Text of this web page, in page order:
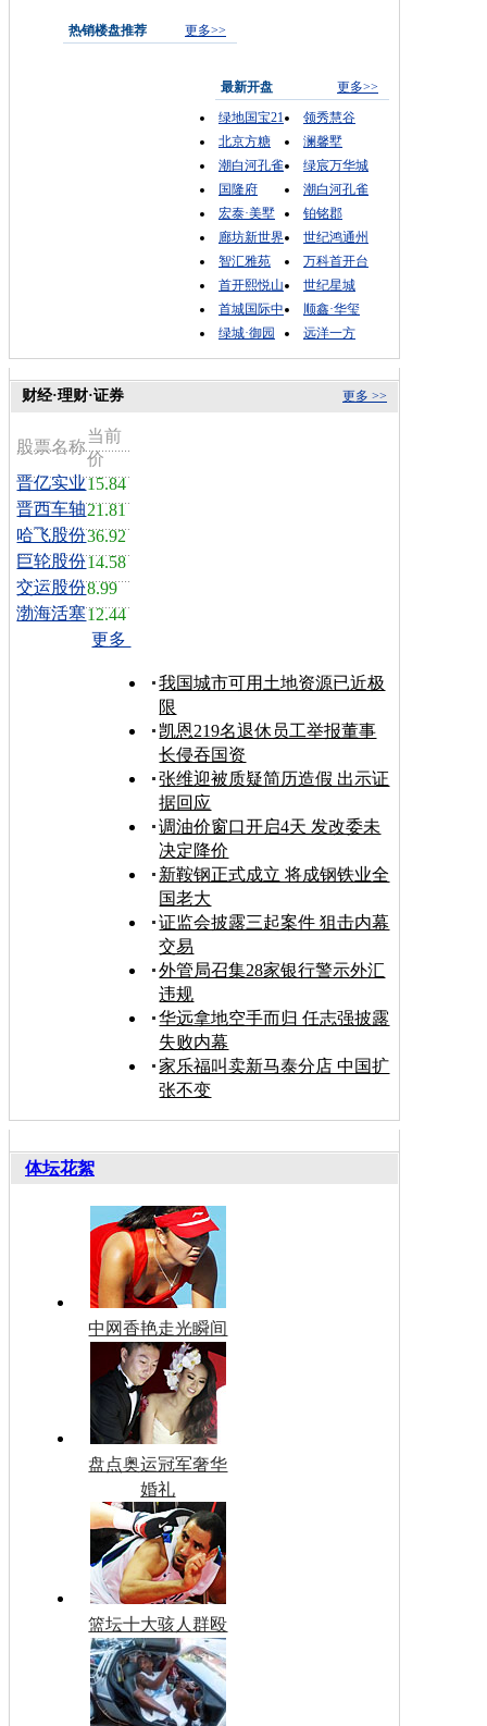
热销楼盘推荐 更多>>
最新开盘
更多>>
绿地国宝21
领秀慧谷
北京方糖
澜馨墅
潮白河孔雀
绿宸万华城
国隆府
潮白河孔雀
宏泰·美墅
铂铭郡
廊坊新世界
世纪鸿通州
智汇雅苑
万科首开台
首开熙悦山
世纪星城
首城国际中
顺鑫·华玺
绿城·御园
远洋一方
更多 >>
财经·理财·证券
股票名称
当前
价
晋亿实业15.84
晋西车轴21.81
哈飞股份36.92
巨轮股份14.58
交运股份8.99
渤海活塞12.44
更多
我国城市可用土地资源已近极
限
凯恩219名退休员工举报董事
长侵吞国资
张维迎被质疑简历造假 出示证
据回应
调油价窗口开启4天 发改委未
决定降价
新鞍钢正式成立 将成钢铁业全
国老大
证监会披露三起案件 狙击内幕
交易
外管局召集28家银行警示外汇
违规
华远拿地空手而归 任志强披露
失败内幕
家乐福叫卖新马泰分店 中国扩
张不变
体坛花絮
中网香艳走光瞬间
盘点奥运冠军奢华
婚礼
篮坛十大骇人群殴